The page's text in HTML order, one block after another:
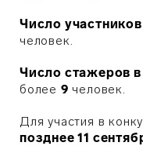
Число
человек.
Число стажеров
более 9 человек.
Для участия в
позднее 11